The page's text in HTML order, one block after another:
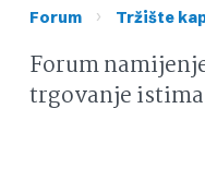
Forum › Tržište
Forum
trgovanje